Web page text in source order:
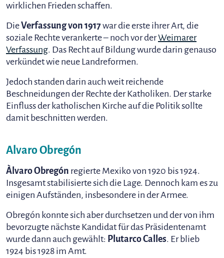
wirklichen Frieden schaffen.
DieVerfassung von 1917war die erste ihrer Art, die
soziale Rechte verankerte – noch vor derWeimarer
Verfassung. Das Recht auf Bildung wurde darin genauso
verkündet wie neue Landreformen.
Jedoch standen darin auch weit reichende
Beschneidungen der Rechte der Katholiken. Der starke
Einfluss der katholischen Kirche auf die Politik sollte
damit beschnitten werden.
Alvaro Obregón
Àlvaro Obregón regierte Mexiko von 1920 bis 1924.
Insgesamt stabilisierte sich die Lage. Dennoch kam es zu
einigen Aufständen, insbesondere in der Armee.
Obregón konnte sich aber durchsetzen und der von ihm
bevorzugte nächste Kandidat für das Präsidentenamt
wurde dann auch gewählt: Plutarco Calles. Er blieb
1924 bis 1928 im Amt.